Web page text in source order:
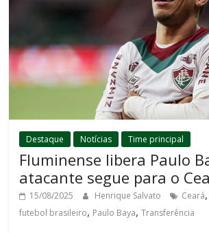
Destaque Notícias Time principal
Fluminense libera Paulo
atacante segue para o
15/08/2025 Henrique Salvato Ceará,
futebol brasileiro, Paulo Baya,Transferência